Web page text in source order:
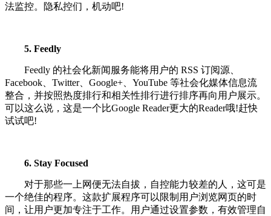
法监控。隐私控们，机动吧!
5. Feedly
Feedly 的社会化新闻服务能将用户的 RSS 订阅源、
Facebook、Twitter、Google+、YouTube 等社会化媒体信息流
整合，并按照热度排行和相关性排行进行排序再向用户展示。
可以这么说，这是一个比Google Reader更大的Reader哦!赶快
试试吧!
6. Stay Focused
对于那些一上网便无法自拔，自控能力较差的人，这可是
一个绝佳的程序。这款扩展程序可以限制用户浏览网页的时
间，让用户更加专注于工作。用户通过设置参数，有效管理自